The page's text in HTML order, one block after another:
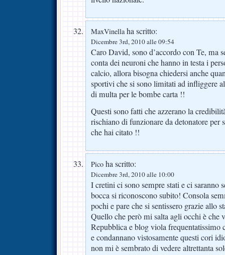
MaxVinellaha scritto:
Dicembre 3rd, 2010 alle 09:54
Caro David, sono d’accordo con Te, ma
conta dei neuroni che hanno in testa i
calcio, allora bisogna chiedersi anche
sportivi che si sono limitati ad infliggere
di multa per le bombe carta !!
Questi sono fatti che azzerano la
rischiano di funzionare da detonatore per
che hai citato !!
Pico ha scritto:
Dicembre 3rd, 2010 alle 10:00
I cretini ci sono sempre stati e ci saranno
bocca si riconoscono subito! Consola
pochi e pare che si sentissero grazie allo
Quello che però mi salta agli occhi è che
Repubblica e blog viola frequentatissimo
e condannano vistosamente questi cori
non mi è sembrato di vedere altrettanta